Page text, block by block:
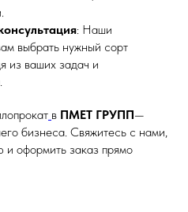
: Наши
выбрать нужный сорт
из ваших задач и
в ПМЕТ ГРУПП—
бизнеса. Свяжитесь с нами,
и оформить заказ прямо